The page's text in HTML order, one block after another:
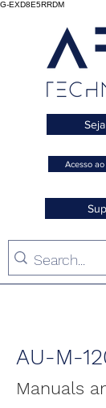
G-EXD8E5RRDM
Acesso
AU-M-
Manuals